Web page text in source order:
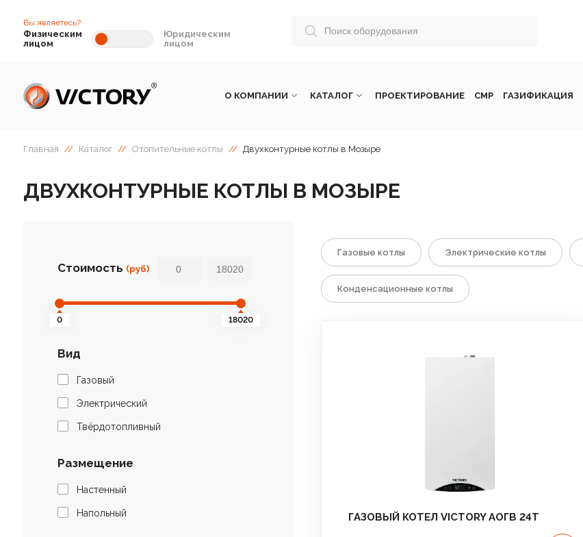
Вы являетесь?
Физическим
лицом
Юридическим
лицом
О КОМПАНИИ КАТАЛОГ ПРОЕКТИРОВАНИЕ СМР ГАЗИФИКАЦИЯ
Главная // Каталог // Отопительные котлы // Двухконтурные котлы в Мозыре
ДВУХКОНТУРНЫЕ КОТЛЫ В МОЗЫРЕ
Стоимость (руб)
0 18020
Вид
Газовый
Электрический
Твёрдотопливный
Размещение
Настенный
Напольный
Газовые котлы Электрические котлы
Конденсационные котлы
ГАЗОВЫЙ КОТЕЛ VICTORY АОГВ 24T